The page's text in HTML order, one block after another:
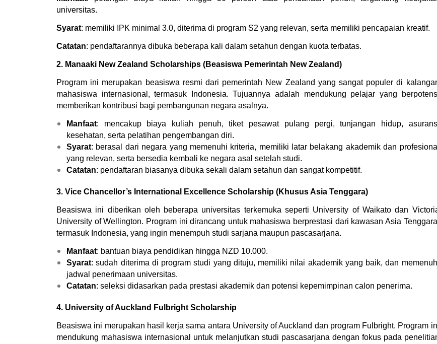
universitas.
Syarat: memiliki IPK minimal 3.0, diterima di program S2 yang relevan, serta memiliki pencapaian kreatif.
Catatan: pendaftarannya dibuka beberapa kali dalam setahun dengan kuota terbatas.
2. Manaaki New Zealand Scholarships (Beasiswa Pemerintah New Zealand)
Program ini merupakan beasiswa resmi dari pemerintah New Zealand yang sangat populer di
mahasiswa internasional, termasuk Indonesia. Tujuannya adalah mendukung pelajar yang
memberikan kontribusi bagi pembangunan negara asalnya.
Manfaat: mencakup biaya kuliah penuh, tiket pesawat pulang pergi, tunjangan hidup,
kesehatan, serta pelatihan pengembangan diri.
Syarat: berasal dari negara yang memenuhi kriteria, memiliki latar belakang akademik dan profesional
yang relevan, serta bersedia kembali ke negara asal setelah studi.
Catatan: pendaftaran biasanya dibuka sekali dalam setahun dan sangat kompetitif.
3. Vice Chancellor’s International Excellence Scholarship (Khusus Asia Tenggara)
Beasiswa ini diberikan oleh beberapa universitas terkemuka seperti University of Waikato dan
University of Wellington. Program ini dirancang untuk mahasiswa berprestasi dari kawasan Asia
termasuk Indonesia, yang ingin menempuh studi sarjana maupun pascasarjana.
Manfaat: bantuan biaya pendidikan hingga NZD 10.000.
Syarat: sudah diterima di program studi yang dituju, memiliki nilai akademik yang baik, dan
jadwal penerimaan universitas.
Catatan: seleksi didasarkan pada prestasi akademik dan potensi kepemimpinan calon penerima.
4. University of Auckland Fulbright Scholarship
Beasiswa ini merupakan hasil kerja sama antara University of Auckland dan program Fulbright. Program
mendukung mahasiswa internasional untuk melanjutkan studi pascasarjana dengan fokus pada